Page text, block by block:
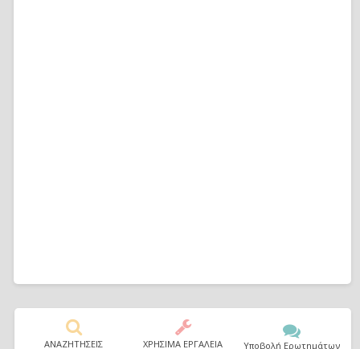
ΑΝΑΖΗΤΗΣΕΙΣ ΧΡΗΣΙΜΑ ΕΡΓΑΛΕΙΑ Υποβολή Ερωτημάτων